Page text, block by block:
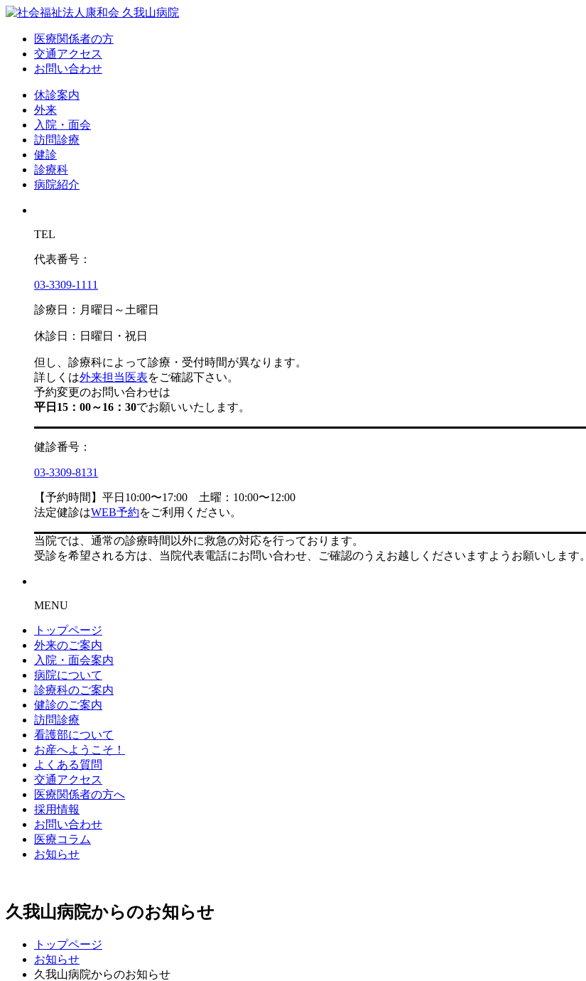
医療関係者の方
交通アクセス
お問い合わせ
休診案内
外来
入院・面会
訪問診療
健診
診療科
病院紹介
TEL
代表番号：
03-3309-1111
診療日：月曜日～土曜日
休診日：日曜日・祝日
但し、診療科によって診療・受付時間が異なります。
詳しくは外来担当医表をご確認下さい。
予約変更のお問い合わせは
平日15：00～16：30でお願いいたします。
健診番号：
03-3309-8131
【予約時間】平日10:00〜17:00 土曜：10:00〜12:00
法定健診はWEB予約をご利用ください。
当院では、通常の診療時間以外に救急の対応を行っております。
受診を希望される方は、当院代表電話にお問い合わせ、ご確認のうえお越しくださいますようお願いします。
MENU
トップページ
外来のご案内
入院・面会案内
病院について
診療科のご案内
健診のご案内
訪問診療
看護部について
お産へようこそ！
よくある質問
交通アクセス
医療関係者の方へ
採用情報
お問い合わせ
医療コラム
お知らせ
久我山病院からのお知らせ
トップページ
お知らせ
久我山病院からのお知らせ